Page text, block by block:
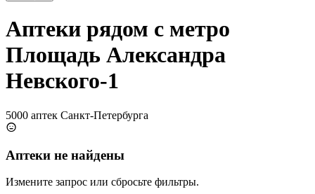
Аптеки рядом с метро
Площадь Александра
Невского-1
5000 аптек Санкт-Петербурга
Аптеки не найдены
Измените запрос или сбросьте фильтры.